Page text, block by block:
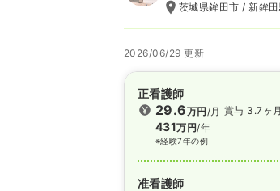
茨城県鉾田市 / 新鉾
2026/06/29 更新
正看護師
29.6万円/月
431万円/年
※経験7年の例
賞与 3.7ヶ月
准看護師